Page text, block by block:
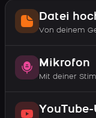
Datei
Von deinem
Mikrofon
Mit deiner
YouTube-